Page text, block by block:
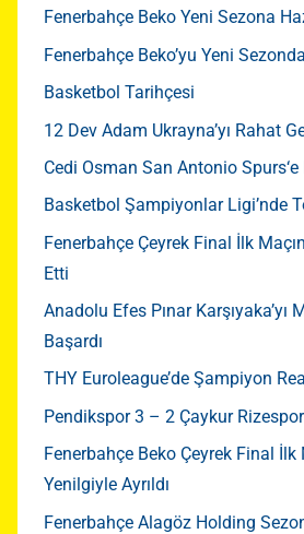
Fenerbahçe Beko Yeni Sezona
Fenerbahçe Beko’yu Yeni
Basketbol Tarihçesi
12 Dev Adam Ukrayna’yı Rahat
Cedi Osman San Antonio Spurs‘e
Basketbol Şampiyonlar Ligi’nde
Fenerbahçe Çeyrek Final İlk
Etti
Anadolu Efes Pınar Karşıyaka’yı
Başardı
THY Euroleague’de Şampiyon
Pendikspor 3 – 2 Çaykur Rizespor
Fenerbahçe Beko Çeyrek Final İlk
Yenilgiyle Ayrıldı
Fenerbahçe Alagöz Holding